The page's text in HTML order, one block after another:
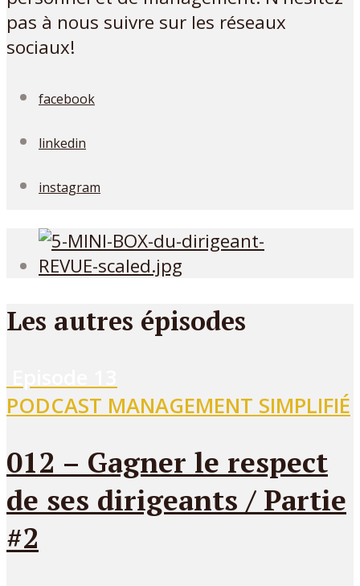
pas à nous suivre sur les réseaux
sociaux!
facebook
linkedin
instagram
Les autres épisodes
PODCAST MANAGEMENT SIMPLIFIÉ
012 – Gagner le respect
de ses dirigeants / Partie
#2